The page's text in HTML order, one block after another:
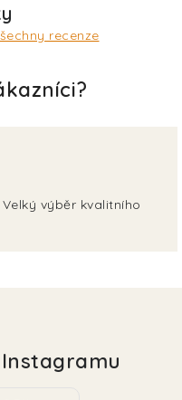
recenze
výběr kvalitního